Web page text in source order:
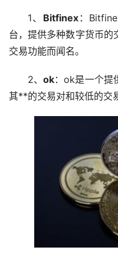
1、 Bitfinex：
台，提供多种数字货币的
交易功能而闻名。
2、ok：ok是一个提
其**的交易对和较低的交